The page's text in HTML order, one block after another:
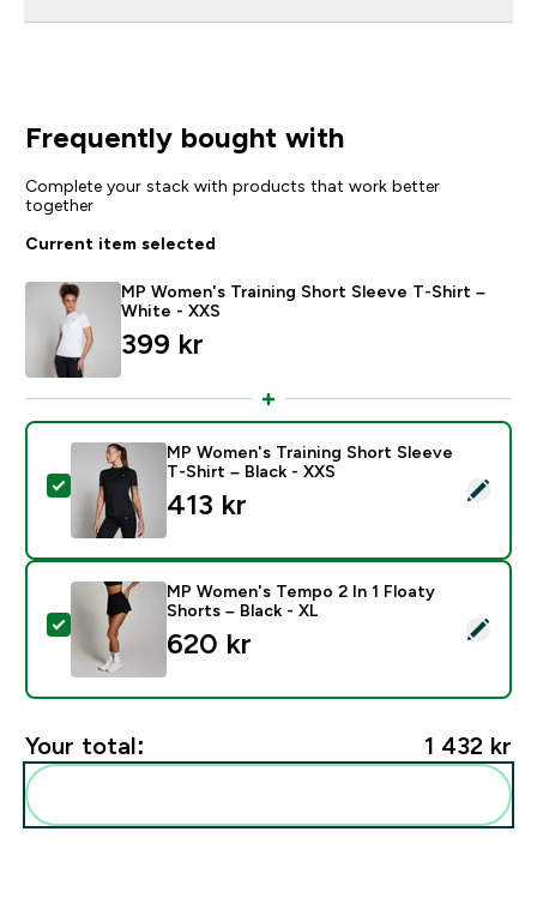
Frequently bought with
Complete your stack with products that work better
together
Current item selected
MP Women's Training Short Sleeve T-Shirt –
White - XXS
399 kr‎
Select this product - MP Women's Training Short
MP Women's Training Short Sleeve
T-Shirt – Black - XXS
413 kr‎
Select this product - MP Women's Tempo 2 In 1
MP Women's Tempo 2 In 1 Floaty
Shorts – Black - XL
620 kr‎
Your total: 1 432 kr‎